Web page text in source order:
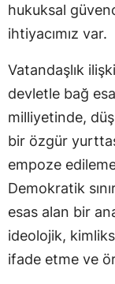
hukuksal
ihtiyacımız var.
Vatandaşlık
devletle bağ
milliyetinde,
bir özgür
empoze
Demokratik
esas alan bir
ideolojik,
ifade etme ve